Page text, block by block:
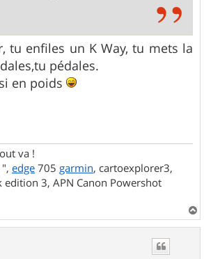
tu enfiles un K Way, tu mets la
pédales.
en poids
va !
edge 705 garmin, cartoexplorer3,
edition 3, APN Canon Powershot
a